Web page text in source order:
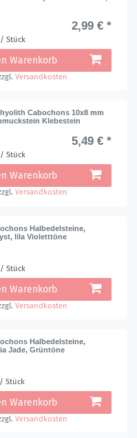
2,99 € *
/ Stück
Warenkorb
Versandkosten
Cabochons 10x8 mm
Klebestein
5,49 € *
/ Stück
Warenkorb
Versandkosten
Halbedelsteine,
lila Violetttöne
/ Stück
Warenkorb
Versandkosten
Halbedelsteine,
Jade, Grüntöne
Stück
Warenkorb
Versandkosten